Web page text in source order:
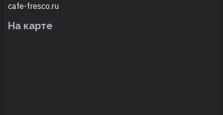
cafe-fresco.ru
На карте